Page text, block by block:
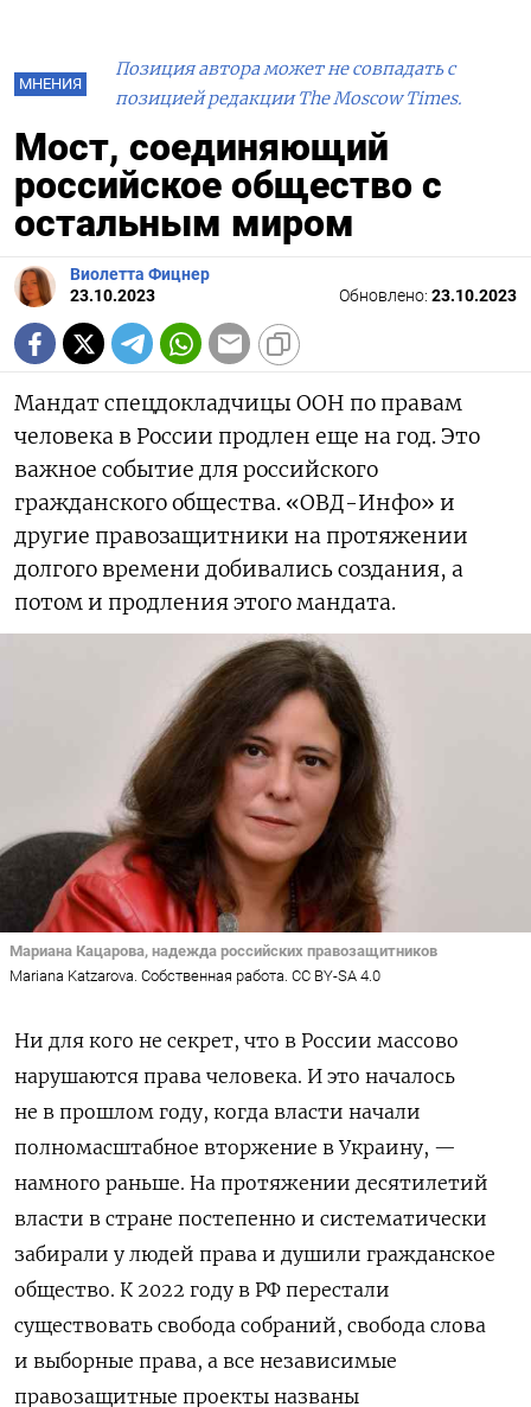
МНЕНИЯ
Позиция автора может не совпадать с
позицией редакции The Moscow Times.
Мост, соединяющий
российское общество с
остальным миром
Виолетта Фицнер
23.10.2023
Обновлено: 23.10.2023
Мандат спецдокладчицы ООН по правам
человека в России продлен еще на год. Это
важное событие для российского
гражданского общества. «ОВД-Инфо» и
другие правозащитники на протяжении
долгого времени добивались создания, а
потом и продления этого мандата.
Мариана Кацарова, надежда российских правозащитников
Mariana Katzarova. Собственная работа. CC BY-SA 4.0
Ни для кого не секрет, что в России массово
нарушаются права человека. И это началось
не в прошлом году, когда власти начали
полномасштабное вторжение в Украину, —
намного раньше. На протяжении десятилетий
власти в стране постепенно и систематически
забирали у людей права и душили гражданское
общество. К 2022 году в РФ перестали
существовать свобода собраний, свобода слова
и выборные права, а все независимые
правозащитные проекты названы